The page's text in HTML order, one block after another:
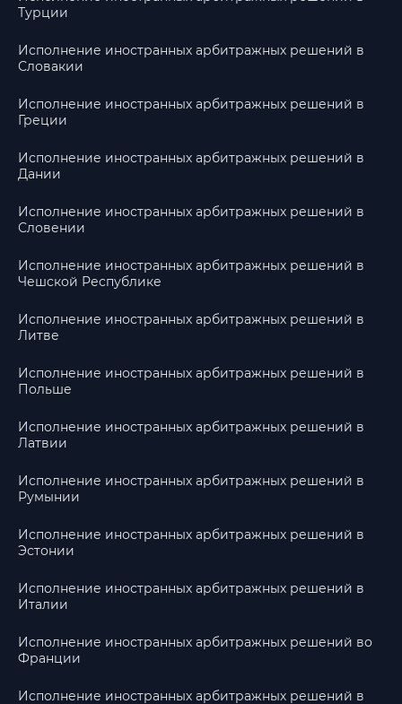
Турции
Исполнение иностранных арбитражных решений в
Словакии
Исполнение иностранных арбитражных решений в
Греции
Исполнение иностранных арбитражных решений в
Дании
Исполнение иностранных арбитражных решений в
Словении
Исполнение иностранных арбитражных решений в
Чешской Республике
Исполнение иностранных арбитражных решений в
Литве
Исполнение иностранных арбитражных решений в
Польше
Исполнение иностранных арбитражных решений в
Латвии
Исполнение иностранных арбитражных решений в
Румынии
Исполнение иностранных арбитражных решений в
Эстонии
Исполнение иностранных арбитражных решений в
Италии
Исполнение иностранных арбитражных решений во
Франции
Исполнение иностранных арбитражных решений в